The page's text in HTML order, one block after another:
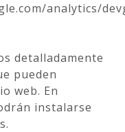
analytics/
detalladamente
pueden
web. En
instalarse